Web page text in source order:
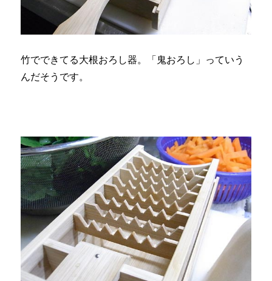
竹でできてる大根おろし器。「鬼おろし」っていう
んだそうです。